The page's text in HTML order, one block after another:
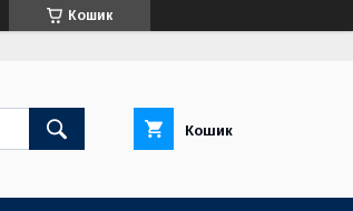
Кошик
Кошик